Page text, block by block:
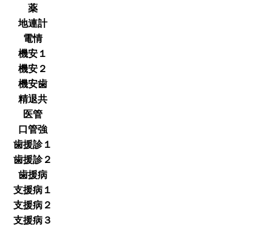
薬
地連計
電情
機安１
機安２
機安歯
精退共
医管
口管強
歯援診１
歯援診２
歯援病
支援病１
支援病２
支援病３